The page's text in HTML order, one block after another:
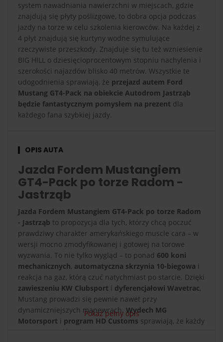
system nawadniania nawierzchni w miejscach, gdzie
znajdują się płyty poślizgowe, to dobra opcja podczas
jazdy na torze w celu szkolenia kierowców. Na każdej z
4 płyt znajdują się kurtyny wodne symulujące
rzeczywiste przeszkody. Znajduje się tu też wzniesienie
BIG HILL o dziesięcioprocentowym stopniu nachylenia i
szerokości najazdów blisko 40 metrów. Wszystkie te
udogodnienia sprawiają, że przejazd autem Ford
Mustang GT4-Pack na obiekcie Autodrom Jastrząb
będzie fantastycznym pomysłem na prezent dla
każdego fana szybkiej jazdy.
OPIS AUTA
Jazda Fordem Mustangiem
GT4-Pack po torze Radom -
Jastrząb
Jazda Fordem Mustangiem GT4-Pack po torze Radom
- Jastrząb to propozycja dla tych, którzy chcą poczuć
prawdziwy charakter amerykańskiego muscle cara – w
wersji mocno zmodyfikowanej i gotowej na torowe
wyzwania. To nie tylko wygląd – to ponad 600 koni
mechanicznych, automatyczna skrzynia 10-biegowa i
reakcja na gaz, którą czuć natychmiast po starcie. Dzięki
zawieszeniu KW Clubsport i dyferencjałowi Wavetrac,
Mustang prowadzi się pewnie nawet przy
dynamiczniejszych manewrach. Wydech MG
Motorsport i program HD Customs sprawiają, że każdy
metr toru to dźwięk, moc i emocje.
Pokaż pełny opis